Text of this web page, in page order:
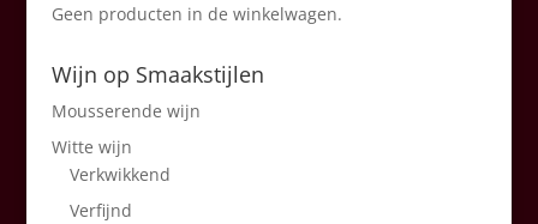
Geen producten in de winkelwagen.
Wijn op Smaakstijlen
Mousserende wijn
Witte wijn
Verkwikkend
Verfijnd